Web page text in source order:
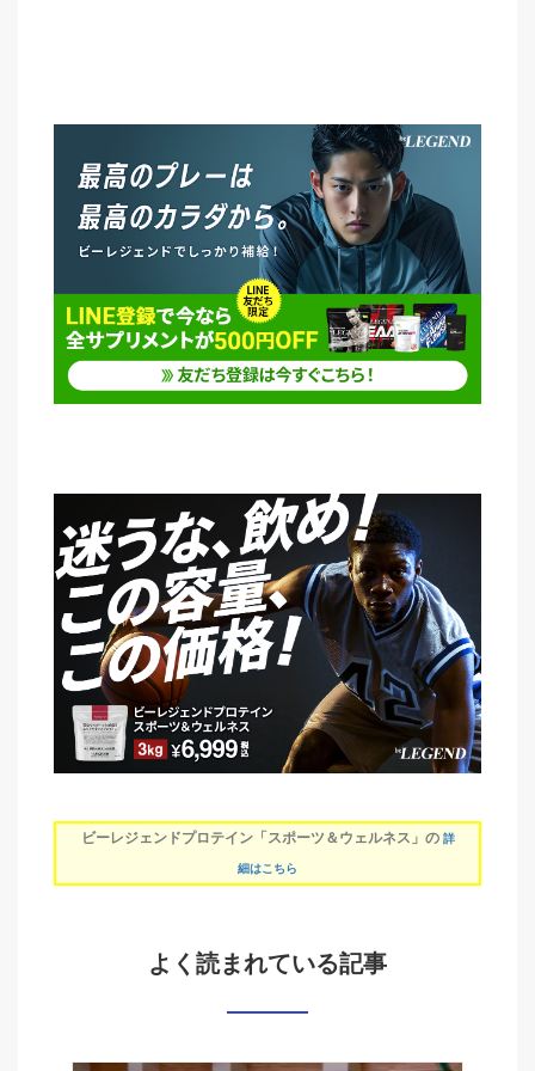
ビーレジェンドプロテイン「スポーツ＆ウェルネス」の 詳
細はこちら
よく読まれている記事